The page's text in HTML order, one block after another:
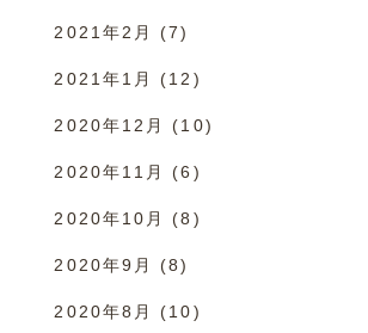
2021年2月 (7)
2021年1月 (12)
2020年12月 (10)
2020年11月 (6)
2020年10月 (8)
2020年9月 (8)
2020年8月 (10)